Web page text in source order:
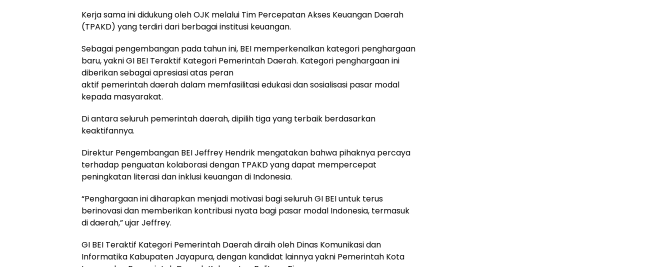
Kerja sama ini didukung oleh OJK melalui Tim Percepatan Akses Keuangan Daerah
(TPAKD) yang terdiri dari berbagai institusi keuangan.
Sebagai pengembangan pada tahun ini, BEI memperkenalkan kategori penghargaan
baru, yakni GI BEI Teraktif Kategori Pemerintah Daerah. Kategori penghargaan ini
diberikan sebagai apresiasi atas peran
aktif pemerintah daerah dalam memfasilitasi edukasi dan sosialisasi pasar modal
kepada masyarakat.
Di antara seluruh pemerintah daerah, dipilih tiga yang terbaik berdasarkan
keaktifannya.
Direktur Pengembangan BEI Jeffrey Hendrik mengatakan bahwa pihaknya percaya
terhadap penguatan kolaborasi dengan TPAKD yang dapat mempercepat
peningkatan literasi dan inklusi keuangan di Indonesia.
“Penghargaan ini diharapkan menjadi motivasi bagi seluruh GI BEI untuk terus
berinovasi dan memberikan kontribusi nyata bagi pasar modal Indonesia, termasuk
di daerah,” ujar Jeffrey.
GI BEI Teraktif Kategori Pemerintah Daerah diraih oleh Dinas Komunikasi dan
Informatika Kabupaten Jayapura, dengan kandidat lainnya yakni Pemerintah Kota